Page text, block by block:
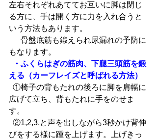
左右それぞれあててお互いに脚は閉じ
る方に、手は開く方に力を入れ合うと
いう方法もあります。
もなります。
・ふくらはぎの筋肉、下腿三頭筋を鍛
える（カーフレイズと呼ばれる方法）
広げて立ち、背もたれに手をのせま
す。
びをする様に踵を上げます。上げきっ